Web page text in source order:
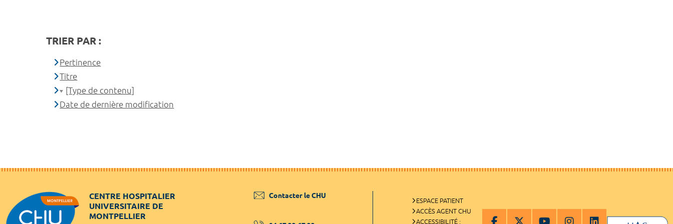
TRIER PAR :
Pertinence
Titre
[Type de contenu]
Date de dernière modification
CENTRE HOSPITALIER
UNIVERSITAIRE DE
MONTPELLIER
Contacter le CHU
ESPACE PATIENT
ACCÈS AGENT CHU
ACCESSIBILITÉ :